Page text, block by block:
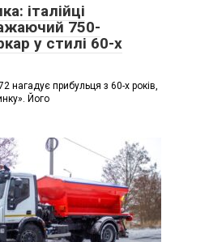
італійці
750-
у стилі 60-х
нагадує прибульця з 60-х років,
Його